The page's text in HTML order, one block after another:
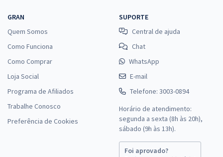
GRAN
Quem Somos
Como Funciona
Como Comprar
Loja Social
Programa de Afiliados
Trabalhe Conosco
Preferência de Cookies
SUPORTE
Central de ajuda
Chat
WhatsApp
E-mail
Telefone: 3003-0894
Horário de atendimento:
segunda a sexta (8h às 20h),
sábado (9h às 13h).
Foi aprovado?